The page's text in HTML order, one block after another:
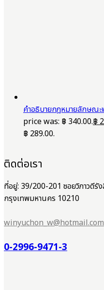
คำอธิบายกฎหมายลักษณ
price was: ฿ 340.00.฿
฿ 289.00.
ติดต่อเรา
ที่อยู่: 39/200-201 ซอยวิภาวดีรั
กรุงเทพมหานคร 10210
winyuchon_w@hotmail.com
0-2996-9471-3